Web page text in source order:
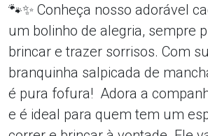
🐾✨ Conheça nosso adorável
um bolinho de alegria, sempre
brincar e trazer sorrisos. Com
branquinha salpicada de
é pura fofura! Adora a
e é ideal para quem tem um